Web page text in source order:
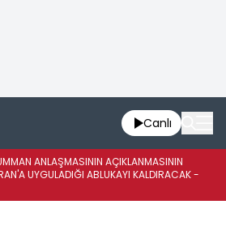
Canlı
ANLAŞMASININ AÇIKLANMASININ
UYGULADIĞI ABLUKAYI KALDIRACAK -